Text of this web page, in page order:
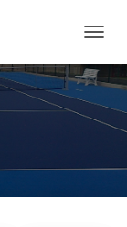
É
P
I
L
N